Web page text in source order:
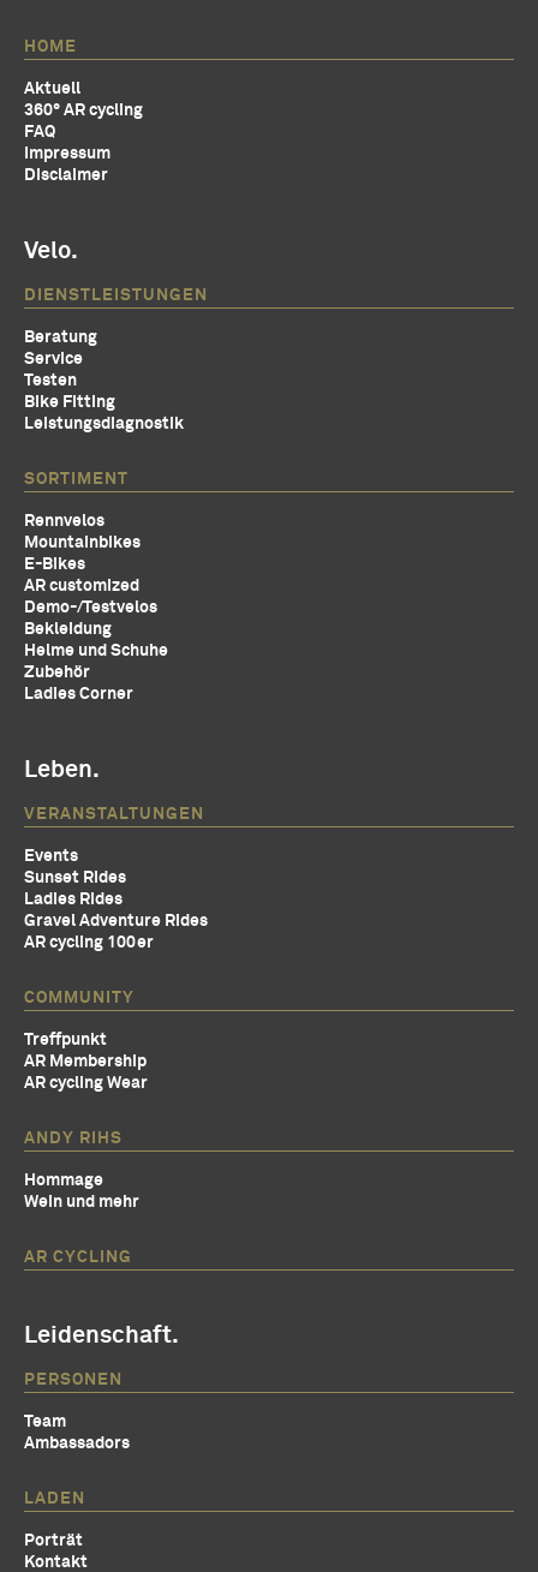
HOME
Aktuell
360° AR cycling
FAQ
Impressum
Disclaimer
Velo.
DIENSTLEISTUNGEN
Beratung
Service
Testen
Bike Fitting
Leistungsdiagnostik
SORTIMENT
Rennvelos
Mountainbikes
E-Bikes
AR customized
Demo-/Testvelos
Bekleidung
Helme und Schuhe
Zubehör
Ladies Corner
Leben.
VERANSTALTUNGEN
Events
Sunset Rides
Ladies Rides
Gravel Adventure Rides
AR cycling 100er
COMMUNITY
Treffpunkt
AR Membership
AR cycling Wear
ANDY RIHS
Hommage
Wein und mehr
AR CYCLING
Leidenschaft.
PERSONEN
Team
Ambassadors
LADEN
Porträt
Kontakt